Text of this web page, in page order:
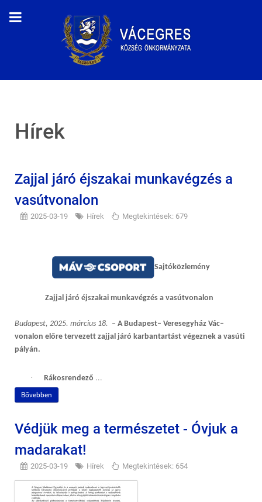
Hírek
Zajjal járó éjszakai munkavégzés a
vasútvonalon
2025-03-19 Hírek Megtekintések: 679
Sajtóközlemény
Zajjal járó éjszakai munkavégzés a vasútvonalon
Budapest, 2025. március 18. – A Budapest– Veresegyház Vác–
vonalon előre tervezett zajjal járó karbantartást végeznek a vasúti
pályán.
· Rákosrendező ...
Bővebben
Védjük meg a természetet - Óvjuk a
madarakat!
2025-03-19 Hírek Megtekintések: 654